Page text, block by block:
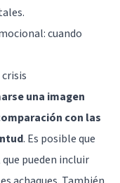
cuando
una imagen
con las
. Es posible que
pueden incluir